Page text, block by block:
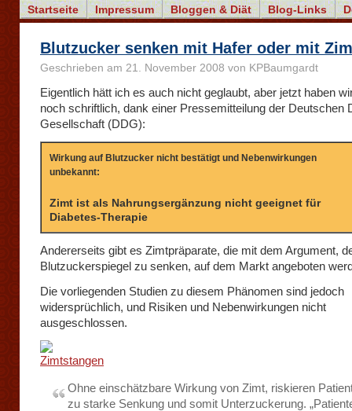
Startseite Impressum Bloggen & Diät Blog-Links
Blutzucker senken mit Hafer oder mit
Geschrieben am 21. November 2008 von KPBaumgardt
Eigentlich hätt ich es auch nicht geglaubt, aber jetzt haben
noch schriftlich, dank einer Pressemitteilung der Deutschen
Gesellschaft (DDG):
Wirkung auf Blutzucker nicht bestätigt und Nebenwirkungen
unbekannt:
Zimt ist als Nahrungsergänzung nicht geeignet für
Diabetes-Therapie
Andererseits gibt es Zimtpräparate, die mit dem Argument,
Blutzuckerspiegel zu senken, auf dem Markt angeboten
Die vorliegenden Studien zu diesem Phänomen sind jedoch
widersprüchlich, und Risiken und Nebenwirkungen nicht
ausgeschlossen.
Ohne einschätzbare Wirkung von Zimt, riskieren
zu starke Senkung und somit Unterzuckerung.